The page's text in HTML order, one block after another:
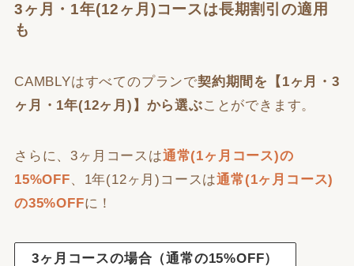
3ヶ月・1年(12ヶ月)コースは長期割引の適用
も
CAMBLYはすべてのプランで契約期間を【1ヶ月・3
ヶ月・1年(12ヶ月)】から選ぶことができます。
さらに、3ヶ月コースは通常(1ヶ月コース)の
15%OFF、1年(12ヶ月)コースは通常(1ヶ月コース)
の35%OFFに！
3ヶ月コースの場合（通常の15%OFF）